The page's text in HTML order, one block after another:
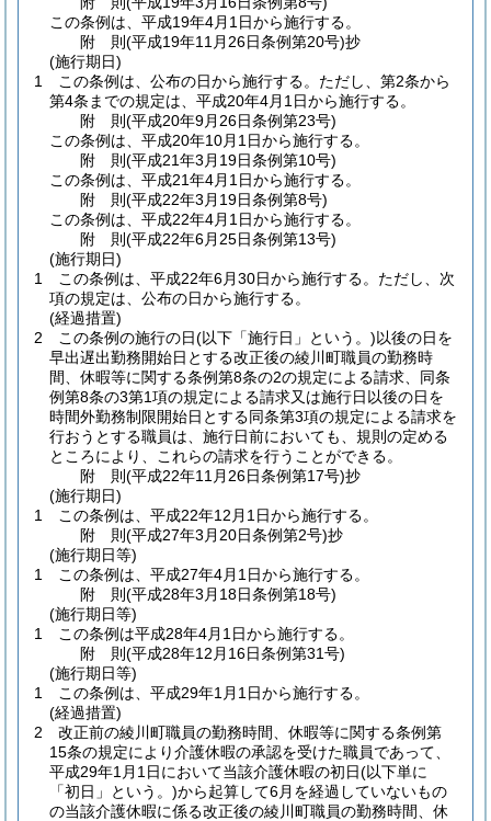
この条例は、平成19年4月1日から施行する。
附 則(平成19年11月26日条例第20号)抄
(施行期日)
1
この条例は、公布の日から施行する。 ただし、第2条から
第4条までの規定は、平成20年4月1日から施行する。
附 則(平成20年9月26日条例第23号)
この条例は、平成20年10月1日から施行する。
附 則(平成21年3月19日条例第10号)
この条例は、平成21年4月1日から施行する。
附 則(平成22年3月19日条例第8号)
この条例は、平成22年4月1日から施行する。
附 則(平成22年6月25日条例第13号)
(施行期日)
1
この条例は、平成22年6月30日から施行する。 ただし、次
項の規定は、公布の日から施行する。
(経過措置)
2
この条例の施行の日(以下「施行日」という。)以後の日を
早出遅出勤務開始日とする改正後の綾川町職員の勤務時
間、休暇等に関する条例第8条の2の規定による請求、同条
例第8条の3第1項の規定による請求又は施行日以後の日を
時間外勤務制限開始日とする同条第3項の規定による請求を
行おうとする職員は、施行日前においても、規則の定める
ところにより、これらの請求を行うことができる。
附 則(平成22年11月26日条例第17号)抄
(施行期日)
1
この条例は、平成22年12月1日から施行する。
附 則(平成27年3月20日条例第2号)抄
(施行期日等)
1
この条例は、平成27年4月1日から施行する。
附 則(平成28年3月18日条例第18号)
(施行期日等)
1
この条例は平成28年4月1日から施行する。
附 則(平成28年12月16日条例第31号)
(施行期日等)
1
この条例は、平成29年1月1日から施行する。
(経過措置)
2
改正前の綾川町職員の勤務時間、休暇等に関する条例第
15条の規定により介護休暇の承認を受けた職員であって、
平成29年1月1日において当該介護休暇の初日(以下単に
「初日」という。)から起算して6月を経過していないもの
の当該介護休暇に係る改正後の綾川町職員の勤務時間、休